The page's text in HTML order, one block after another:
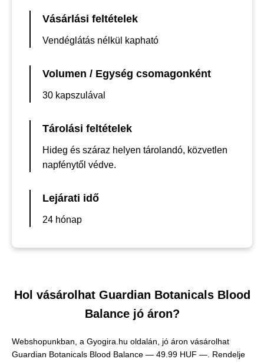
Vásárlási feltételek
Vendéglátás nélkül kapható
Volumen / Egység csomagonként
30 kapszulával
Tárolási feltételek
Hideg és száraz helyen tárolandó, közvetlen
napfénytől védve.
Lejárati idő
24 hónap
Hol vásárolhat Guardian Botanicals Blood
Balance jó áron?
Webshopunkban, a Gyogira.hu oldalán, jó áron vásárolhat
Guardian Botanicals Blood Balance — 49.99 HUF — . Rendelje